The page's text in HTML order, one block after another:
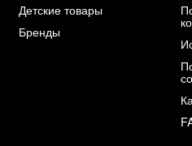
Детские товары
Бренды